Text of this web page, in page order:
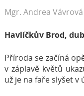
Mgr. Andrea
Havlíčkův Brod,
Příroda se začíná
v záplavě květů
už je na faře slyšet v